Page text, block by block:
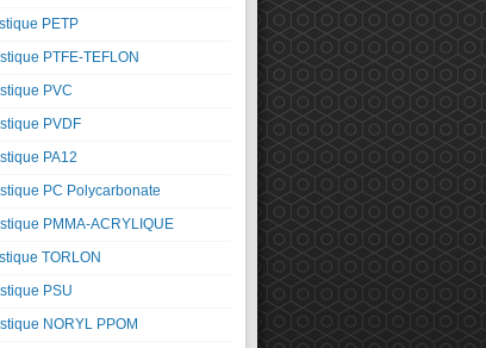
PETP
PTFE-TEFLON
PVC
PVDF
PA12
PC Polycarbonate
PMMA-ACRYLIQUE
TORLON
PSU
NORYL PPOM